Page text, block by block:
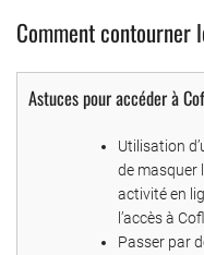
Comment contourner
Astuces pour accéder à
Utilisation
de masquer
activité en
l’accès à
Passer par